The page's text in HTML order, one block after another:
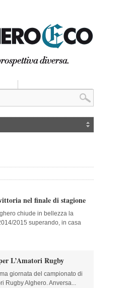
nel finale di stagione
chiude in bellezza la
2015 superando, in casa
L’Amatori Rugby
giornata del campionato di
Rugby Alghero. Anversa...